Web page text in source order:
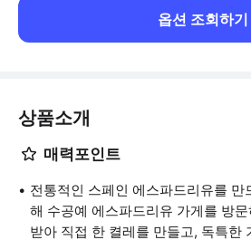
옵션 조회하기
상품소개
매력포인트
전통적인 스페인 에스파드리유를 만
해 수공예 에스파드리유 가게를 방
받아 직접 한 켤레를 만들고, 독특한